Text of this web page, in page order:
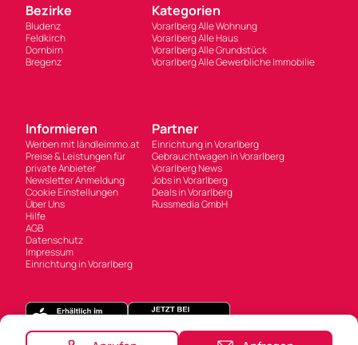
Bezirke
Bludenz
Feldkirch
Dornbirn
Bregenz
Kategorien
Vorarlberg Alle Wohnung
Vorarlberg Alle Haus
Vorarlberg Alle Grundstück
Vorarlberg Alle Gewerbliche Immobilie
Informieren
Werben mit ländleimmo.at
Preise & Leistungen für
private Anbieter
Newsletter Anmeldung
Cookie Einstellungen
Über Uns
Hilfe
AGB
Datenschutz
Impressum
Einrichtung in Vorarlberg
Partner
Einrichtung in Vorarlberg
Gebrauchtwagen in Vorarlberg
Vorarlberg News
Jobs in Vorarlberg
Deals in Vorarlberg
Russmedia GmbH